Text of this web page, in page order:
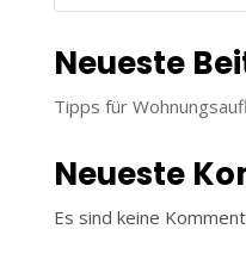
Neueste
Tipps für
Neueste
Es sind keine